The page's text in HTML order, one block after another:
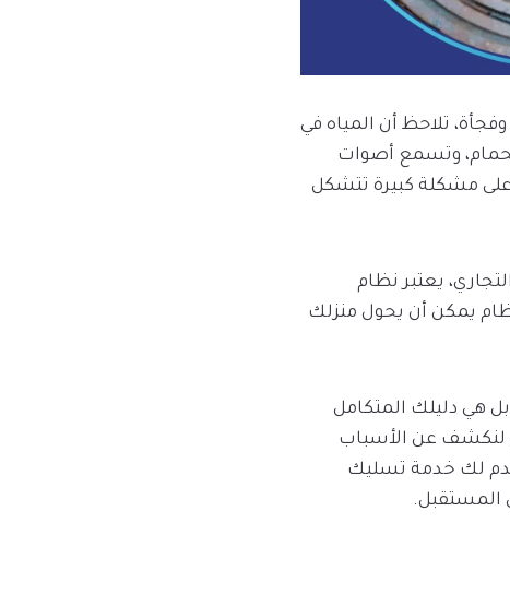
تلاحظ أن المياه في
وتسمع أصوات
مشكلة كبيرة تتشكل
يعتبر نظام
يمكن أن يحول منزلك
هي دليلك المتكامل
لنكشف عن الأسباب
نقدم لك خدمة تسليك
المستقبل.